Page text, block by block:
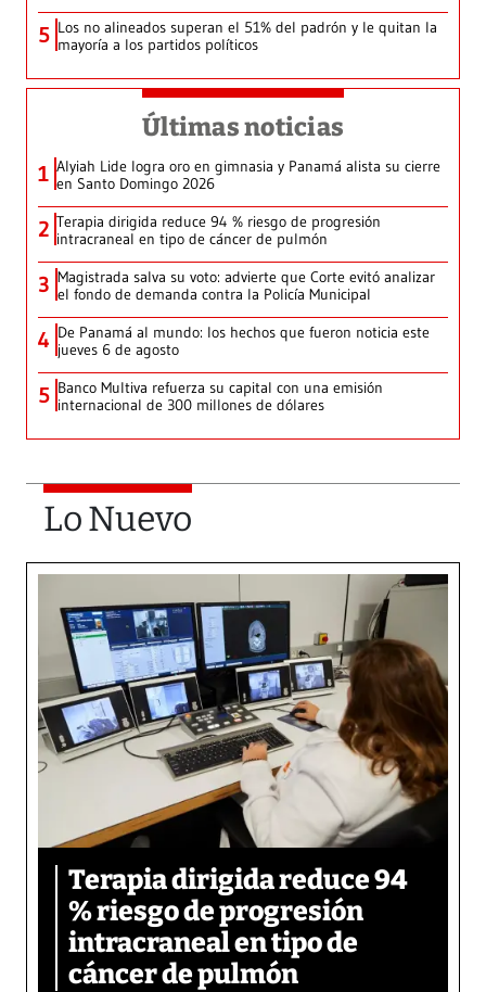
5 Los no alineados superan el 51% del padrón y le quitan la
mayoría a los partidos políticos
Últimas noticias
1 Alyiah Lide logra oro en gimnasia y Panamá alista su cierre
en Santo Domingo 2026
2 Terapia dirigida reduce 94 % riesgo de progresión
intracraneal en tipo de cáncer de pulmón
3 Magistrada salva su voto: advierte que Corte evitó analizar
el fondo de demanda contra la Policía Municipal
4 De Panamá al mundo: los hechos que fueron noticia este
jueves 6 de agosto
5 Banco Multiva refuerza su capital con una emisión
internacional de 300 millones de dólares
Lo Nuevo
Terapia dirigida reduce 94
% riesgo de progresión
intracraneal en tipo de
cáncer de pulmón